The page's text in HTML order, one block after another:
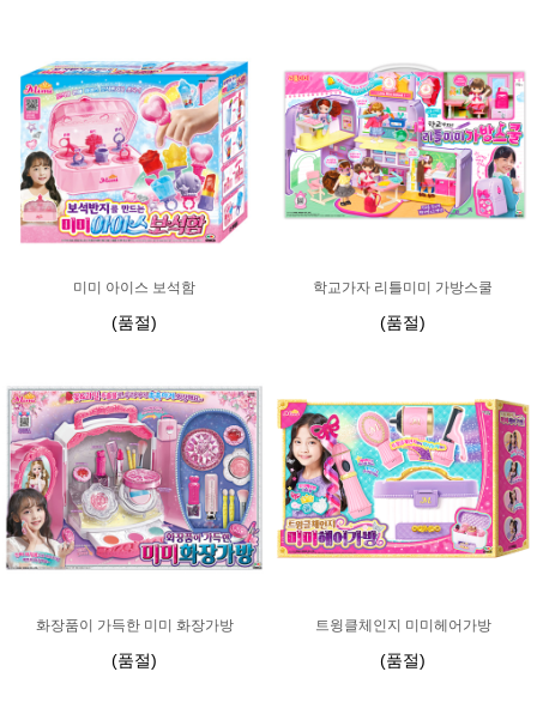
미미 아이스 보석함
(품절)
학교가자 리틀미미 가방스쿨
(품절)
화장품이 가득한 미미 화장가방
(품절)
트윙클체인지 미미헤어가방
(품절)